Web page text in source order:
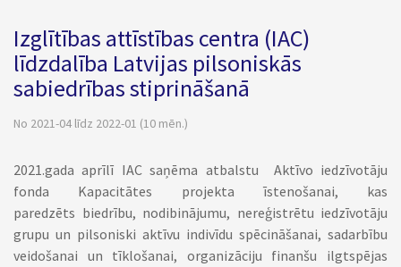
Izglītības attīstības centra (IAC)
līdzdalība Latvijas pilsoniskās
sabiedrības stiprināšanā
No 2021-04 līdz 2022-01 (10 mēn.)
2021.gada aprīlī IAC saņēma atbalstu Aktīvo iedzīvotāju
fonda Kapacitātes projekta īstenošanai, kas
paredzēts biedrību, nodibinājumu, nereģistrētu iedzīvotāju
grupu un pilsoniski aktīvu indivīdu spēcināšanai, sadarbību
veidošanai un tīklošanai, organizāciju finanšu ilgtspējas